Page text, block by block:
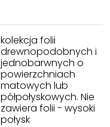
kolekcja folii
drewnopodobnych i
jednobarwnych o
powierzchniach
matowych lub
półpołyskowych. Nie
zawiera folii - wysoki
połysk